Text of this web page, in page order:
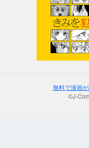
無料で漫画
©J-